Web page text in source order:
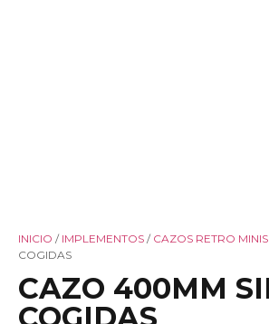
INICIO / IMPLEMENTOS / CAZOS RETRO MINIS
COGIDAS
CAZO 400MM